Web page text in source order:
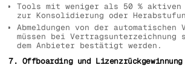
Tools mit weniger als 50 % aktiven
zur Konsolidierung oder
Abmeldungen von der automatischen
müssen bei
dem Anbieter bestätigt werden.
7. Offboarding und Lizenzrückgewinnung